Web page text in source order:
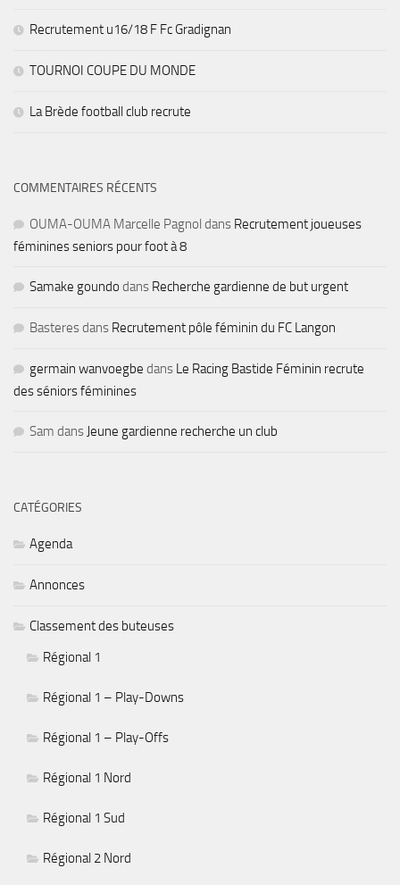
Recrutement u16/18 F Fc Gradignan
TOURNOI COUPE DU MONDE
La Brède football club recrute
COMMENTAIRES RÉCENTS
OUMA-OUMA Marcelle Pagnol dans Recrutement joueuses
féminines seniors pour foot à 8
Samake goundo dans Recherche gardienne de but urgent
Basteresdans Recrutement pôle féminin du FC Langon
germain wanvoegbe dans Le Racing Bastide Féminin recrute
des séniors féminines
Sam dans Jeune gardienne recherche un club
CATÉGORIES
Agenda
Annonces
Classement des buteuses
Régional 1
Régional 1 – Play-Downs
Régional 1 – Play-Offs
Régional 1 Nord
Régional 1 Sud
Régional 2 Nord